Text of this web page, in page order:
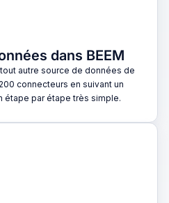
dans BEEM
autre source de données de
connecteurs en suivant un
par étape très simple.